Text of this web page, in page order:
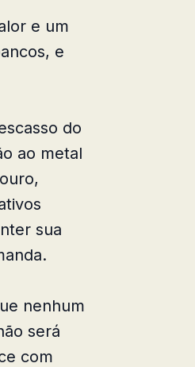
e um
e
do
ao metal
sua
nenhum
será
com